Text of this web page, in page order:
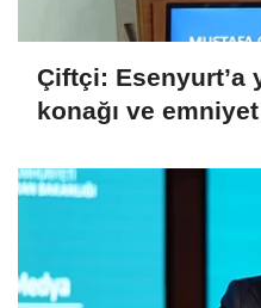
Çiftçi: Esenyurt’a
konağı ve